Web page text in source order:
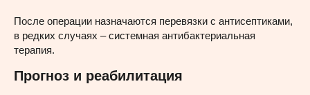
После операции назначаются перевязки с антисептиками,
в редких случаях – системная антибактериальная
терапия.
Прогноз и реабилитация